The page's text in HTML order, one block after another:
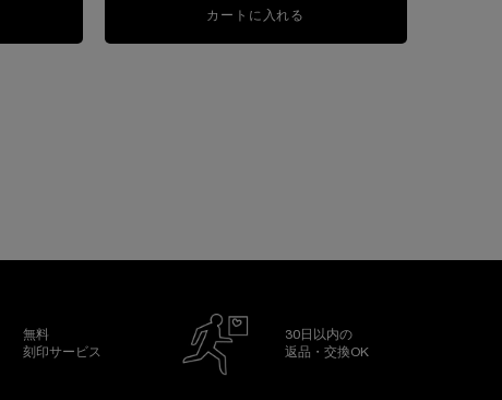
イドル ウルトラ ウェア リキッド Nカートに入れる
無料
刻印サービス
30日以内の
返品・交換OK